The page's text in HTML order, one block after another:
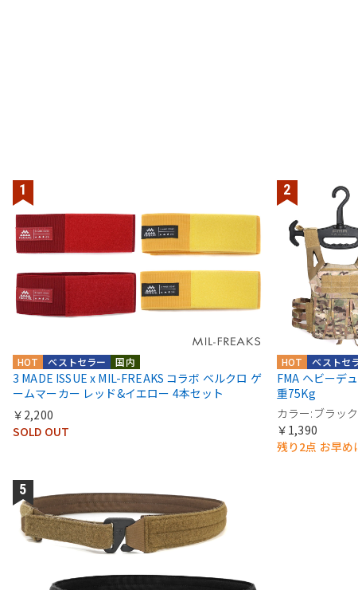
国内
ベストセラー
HOT
3 MADE ISSUE x MIL-FREAKS コラボ ベルクロ ゲ
ームマーカー レッド&イエロー 4本セット
￥2,200
SOLD OUT
ベストセ
HOT
FMA ヘビーデ
重75Kg
カラー:ブラック
￥1,390
残り2点 お早め